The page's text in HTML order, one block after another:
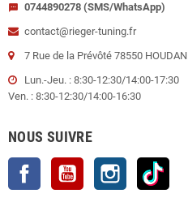
sms
0744890278 (SMS/WhatsApp)
contact@rieger-tuning.fr
7 Rue de la Prévôté 78550 HOUDAN
Lun.-Jeu. : 8:30-12:30/14:00-17:30
Ven. : 8:30-12:30/14:00-16:30
NOUS SUIVRE
Facebook YouTube Instagram